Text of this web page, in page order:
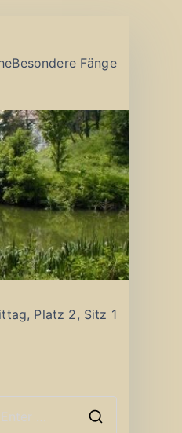
Besondere Fänge
Platz 2, Sitz 1